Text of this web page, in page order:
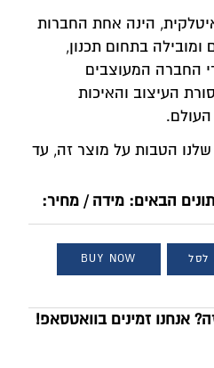
הינה אחת החברות
ומובילה בתחום תכנון,
החברה המעוצבים
העיצוב והאיכות
העולם.
הטבות על מוצר זה, עד
הבאים: מידה / מחיר:
לסל BUY NOW
אנחנו זמינים בוואטסאפ!